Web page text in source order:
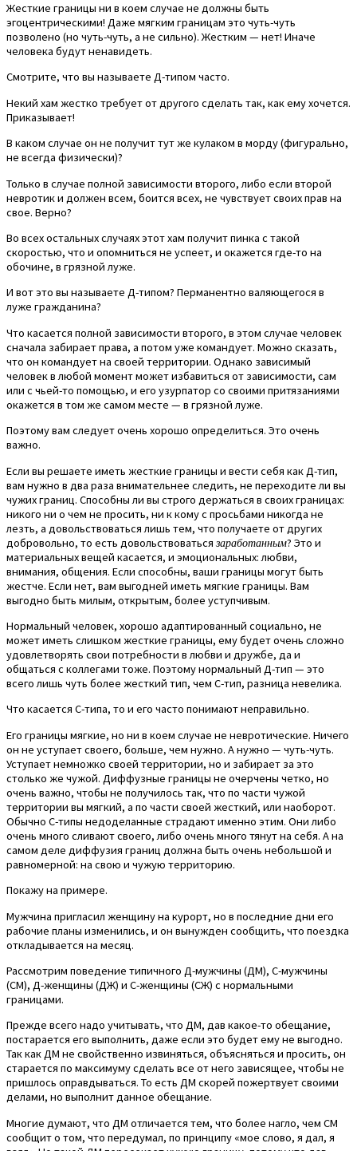
Жесткие границы ни в коем случае не должны быть
эгоцентрическими! Даже мягким границам это чуть-чуть
позволено (но чуть-чуть, а не сильно). Жестким — нет! Иначе
человека будут ненавидеть.
Смотрите, что вы называете Д-типом часто.
Некий хам жестко требует от другого сделать так, как ему хочется.
Приказывает!
В каком случае он не получит тут же кулаком в морду (фигурально,
не всегда физически)?
Только в случае полной зависимости второго, либо если второй
невротик и должен всем, боится всех, не чувствует своих прав на
свое. Верно?
Во всех остальных случаях этот хам получит пинка с такой
скоростью, что и опомниться не успеет, и окажется где-то на
обочине, в грязной луже.
И вот это вы называете Д-типом? Перманентно валяющегося в
луже гражданина?
Что касается полной зависимости второго, в этом случае человек
сначала забирает права, а потом уже командует. Можно сказать,
что он командует на своей территории. Однако зависимый
человек в любой момент может избавиться от зависимости, сам
или с чьей-то помощью, и его узурпатор со своими притязаниями
окажется в том же самом месте — в грязной луже.
Поэтому вам следует очень хорошо определиться. Это очень
важно.
Если вы решаете иметь жесткие границы и вести себя как Д-тип,
вам нужно в два раза внимательнее следить, не переходите ли вы
чужих границ. Способны ли вы строго держаться в своих границах:
никого ни о чем не просить, ни к кому с просьбами никогда не
лезть, а довольствоваться лишь тем, что получаете от других
добровольно, то есть довольствоваться заработанным? Это и
материальных вещей касается, и эмоциональных: любви,
внимания, общения. Если способны, ваши границы могут быть
жестче. Если нет, вам выгодней иметь мягкие границы. Вам
выгодно быть милым, открытым, более уступчивым.
Нормальный человек, хорошо адаптированный социально, не
может иметь слишком жесткие границы, ему будет очень сложно
удовлетворять свои потребности в любви и дружбе, да и
общаться с коллегами тоже. Поэтому нормальный Д-тип — это
всего лишь чуть более жесткий тип, чем С-тип, разница невелика.
Что касается С-типа, то и его часто понимают неправильно.
Его границы мягкие, но ни в коем случае не невротические. Ничего
он не уступает своего, больше, чем нужно. А нужно — чуть-чуть.
Уступает немножко своей территории, но и забирает за это
столько же чужой. Диффузные границы не очерчены четко, но
очень важно, чтобы не получилось так, что по части чужой
территории вы мягкий, а по части своей жесткий, или наоборот.
Обычно С-типы недоделанные страдают именно этим. Они либо
очень много сливают своего, либо очень много тянут на себя. А на
самом деле диффузия границ должна быть очень небольшой и
равномерной: на свою и чужую территорию.
Покажу на примере.
Мужчина пригласил женщину на курорт, но в последние дни его
рабочие планы изменились, и он вынужден сообщить, что поездка
откладывается на месяц.
Рассмотрим поведение типичного Д-мужчины (ДМ), С-мужчины
(СМ), Д-женщины (ДЖ) и С-женщины (СЖ) с нормальными
границами.
Прежде всего надо учитывать, что ДМ, дав какое-то обещание,
постарается его выполнить, даже если это будет ему не выгодно.
Так как ДМ не свойственно извиняться, объясняться и просить, он
старается по максимуму сделать все от него зависящее, чтобы не
пришлось оправдываться. То есть ДМ скорей пожертвует своими
делами, но выполнит данное обещание.
Многие думают, что ДМ отличается тем, что более нагло, чем СМ
сообщит о том, что передумал, по принципу «мое слово, я дал, я